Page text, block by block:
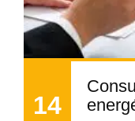
14